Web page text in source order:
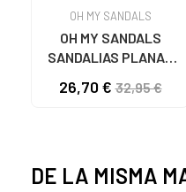
OH MY SANDALS
OH MY SANDALS
SANDALIAS PLANAS
DOYA CHAMPAN
26,70 €32,95 €
DE LA MISMA